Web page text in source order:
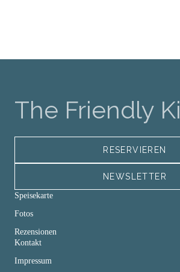
The Friendly
RESERVIEREN
NEWSLETTER
Speisekarte
Fotos
Rezensionen
Kontakt
Impressum